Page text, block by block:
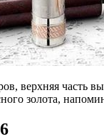
верхняя часть
золота,